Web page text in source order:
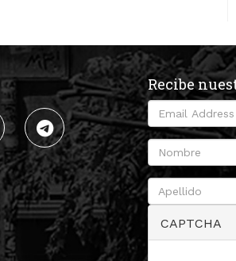
Recibe
CAPTCHA